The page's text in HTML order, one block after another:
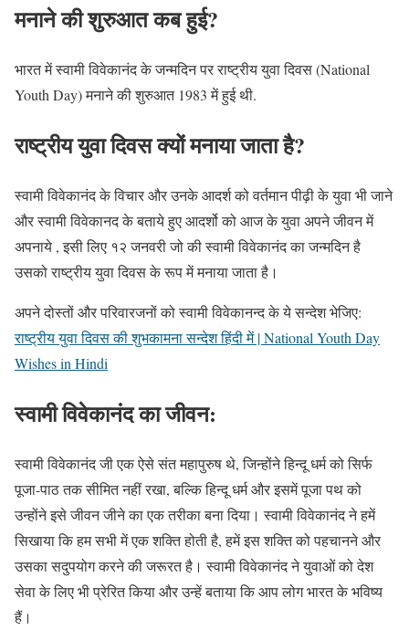
मनाने की शुरुआत कब हुई?
भारत में स्वामी विवेकानंद के जन्मदिन पर राष्ट्रीय युवा दिवस (National
Youth Day) मनाने की शुरुआत 1983 में हुई थी.
राष्ट्रीय युवा दिवस क्यों मनाया जाता है?
स्वामी विवेकानंद के विचार और उनके आदर्श को वर्तमान पीढ़ी के युवा भी जाने
और स्वामी विवेकानद के बताये हुए आदर्शो को आज के युवा अपने जीवन में
अपनाये , इसी लिए १२ जनवरी जो की स्वामी विवेकानंद का जन्मदिन है
उसको राष्ट्रीय युवा दिवस के रूप में मनाया जाता है।
अपने दोस्तों और परिवारजनों को स्वामी विवेकानन्द के ये सन्देश भेजिए:
राष्ट्रीय युवा दिवस की शुभकामना सन्देश हिंदी में | National Youth Day
Wishes in Hindi
स्वामी विवेकानंद का जीवन:
स्वामी विवेकानंद जी एक ऐसे संत महापुरुष थे, जिन्होंने हिन्दू धर्म को सिर्फ
पूजा-पाठ तक सीमित नहीं रखा, बल्कि हिन्दू धर्म और इसमें पूजा पथ को
उन्होंने इसे जीवन जीने का एक तरीका बना दिया। स्वामी विवेकानंद ने हमें
सिखाया कि हम सभी में एक शक्ति होती है, हमें इस शक्ति को पहचानने और
उसका सदुपयोग करने की जरूरत है। स्वामी विवेकानंद ने युवाओं को देश
सेवा के लिए भी प्रेरित किया और उन्हें बताया कि आप लोग भारत के भविष्य
हैं।